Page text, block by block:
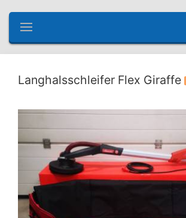
Langhalsschleifer Flex Giraffe